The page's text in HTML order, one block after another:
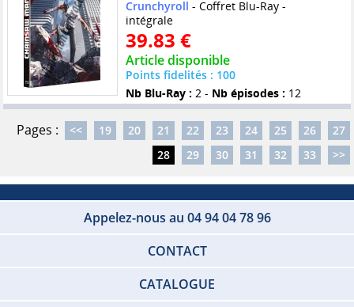
Crunchyroll - Coffret Blu-Ray -
intégrale
39.83 €
Article disponible
Points fidelités : 100
Nb Blu-Ray : 2 - Nb épisodes : 12
Pages : << 19 20 21 22 23 24 25 26
27
28
29 30 31 32 33 >>
Appelez-nous au 04 94 04 78 96
CONTACT
CATALOGUE